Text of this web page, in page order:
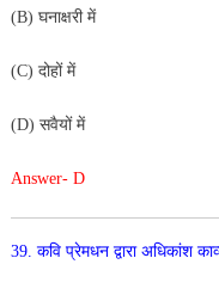
(B) घनाक्षरी में
(C) दोहों में
(D) सवैयों में
Answer- D
39. कवि प्रेमधन द्वारा अधिकांश